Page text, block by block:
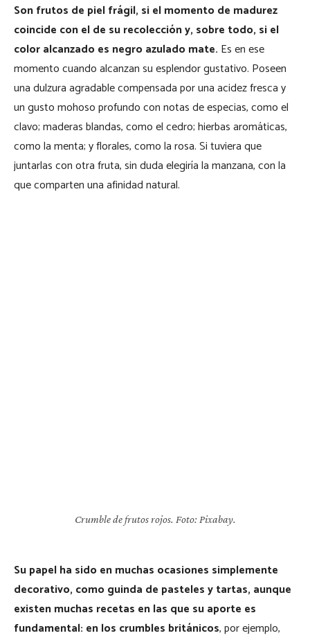
Son frutos de piel frágil, si el momento de madurez
coincide con el de su recolección y, sobre todo, si el
color alcanzado es negro azulado mate. Es en ese
momento cuando alcanzan su esplendor gustativo. Poseen
una dulzura agradable compensada por una acidez fresca y
un gusto mohoso profundo con notas de especias, como el
clavo; maderas blandas, como el cedro; hierbas aromáticas,
como la menta; y florales, como la rosa. Si tuviera que
juntarlas con otra fruta, sin duda elegiría la manzana, con la
que comparten una afinidad natural.
Crumble de frutos rojos. Foto: Pixabay.
Su papel ha sido en muchas ocasiones simplemente
decorativo, como guinda de pasteles y tartas, aunque
existen muchas recetas en las que su aporte es
fundamental: en los crumbles británicos, por ejemplo,